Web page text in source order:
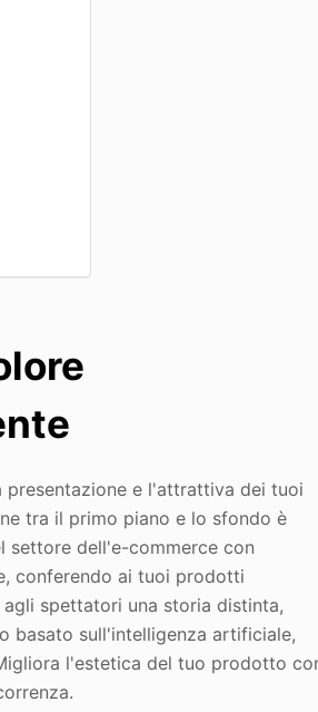
e l'attrattiva dei tuoi
tra il primo piano e lo sfondo è
settore dell'e-commerce con
conferendo ai tuoi prodotti
spettatori una storia distinta,
basato sull'intelligenza artificiale,
l'estetica del tuo prodotto